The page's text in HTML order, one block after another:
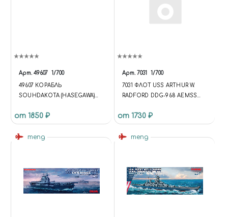
Арт. 49607 1/700
49607 КОРАБЛЬ
SOUHDAKOTA (HASEGAWA)
от 1850 ₽
Арт. 7031 1/700
7031 ФЛОТ USS ARTHUR W.
RADFORD DDG-968 AEMSS
от 1730 ₽
meng meng